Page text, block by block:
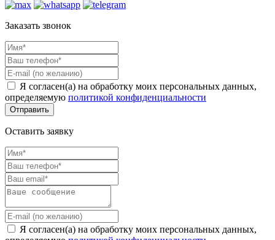
Заказать звонок
Я согласен(а) на обработку моих персональных данных,
определяемую политикой конфиденциальности
Оставить заявку
Я согласен(а) на обработку моих персональных данных,